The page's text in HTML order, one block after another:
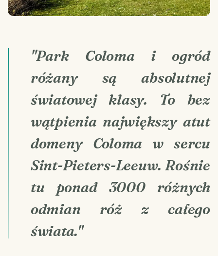
"Park Coloma i ogród
różany są absolutnej
światowej klasy. To bez
wątpienia największy atut
domeny Coloma w sercu
Sint-Pieters-Leeuw. Rośnie
tu ponad 3000 różnych
odmian róż z całego
świata."